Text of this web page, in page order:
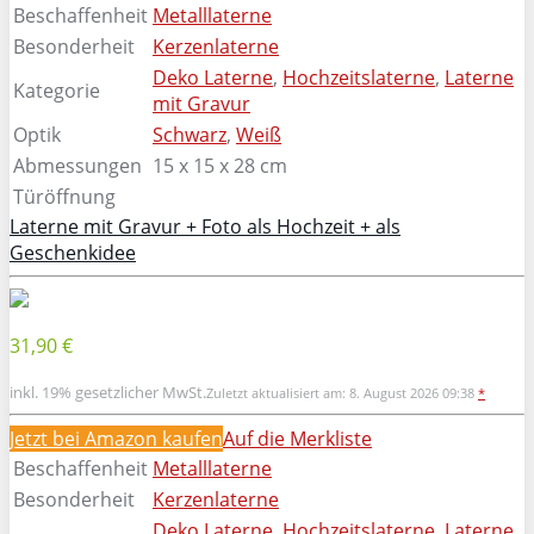
Beschaffenheit Metalllaterne
Besonderheit
Kerzenlaterne
Kategorie
Deko Laterne, Hochzeitslaterne, Laterne
mit Gravur
Optik
Schwarz, Weiß
Abmessungen 15 x 15 x 28 cm
Türöffnung
Laterne mit Gravur + Foto als Hochzeit + als
Geschenkidee
31,90 €
inkl. 19% gesetzlicher MwSt.Zuletzt aktualisiert am: 8. August 2026 09:38 *
Jetzt bei Amazon kaufenAuf die Merkliste
Beschaffenheit Metalllaterne
Besonderheit
Kerzenlaterne